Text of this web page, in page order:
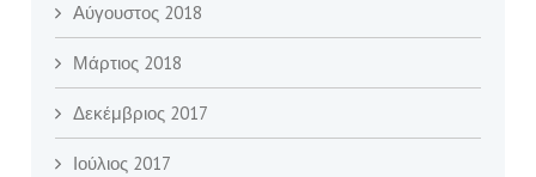
Αύγουστος 2018
Μάρτιος 2018
Δεκέμβριος 2017
Ιούλιος 2017